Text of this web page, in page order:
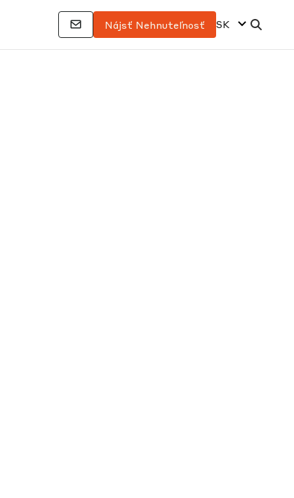
Nájsť Nehnuteľnosť SK